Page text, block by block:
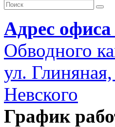
Адрес
Обводного
ул.
Невского
График